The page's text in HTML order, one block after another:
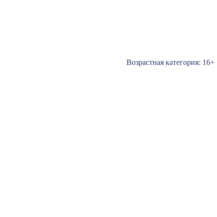
Возрастная категория: 16+